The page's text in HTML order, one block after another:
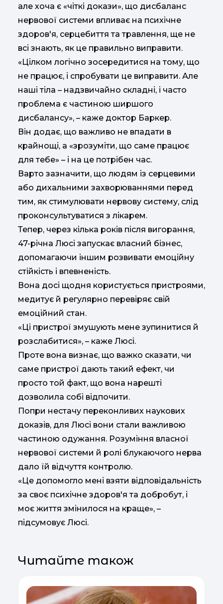
але хоча є «чіткі докази», що дисбаланс
нервової системи впливає на психічне
здоров'я, серцебиття та травлення, ще не
всі знають, як це правильно виправити.
«Цілком логічно зосередитися на тому, що
не працює, і спробувати це виправити. Але
наші тіла – надзвичайно складні, і часто
проблема є частиною ширшого
дисбалансу», – каже доктор Баркер.
Він додає, що важливо не впадати в
крайнощі, а «зрозуміти, що саме працює
для тебе» – і на це потрібен час.
Варто зазначити, що людям із серцевими
або дихальними захворюваннями перед
тим, як стимулювати нервову систему, слід
проконсультуватися з лікарем.
Тепер, через кілька років після вигорання,
47-річна Люсі запускає власний бізнес,
допомагаючи іншим розвивати емоційну
стійкість і впевненість.
Вона досі щодня користується пристроями,
медитує й регулярно перевіряє свій
емоційний стан.
«Ці пристрої змушують мене зупинитися й
розслабитися», – каже Люсі.
Проте вона визнає, що важко сказати, чи
саме пристрої дають такий ефект, чи
просто той факт, що вона нарешті
дозволила собі відпочити.
Попри нестачу переконливих наукових
доказів, для Люсі вони стали важливою
частиною одужання. Розуміння власної
нервової системи й ролі блукаючого нерва
дало їй відчуття контролю.
«Це допомогло мені взяти відповідальність
за своє психічне здоров'я та добробут, і
моє життя змінилося на краще», –
підсумовує Люсі.
Читайте також